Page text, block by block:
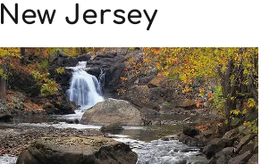
New Jersey